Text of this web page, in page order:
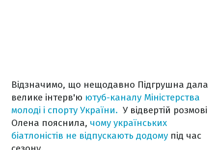
Відзначимо, що нещодавно Підгрушна дала
велике інтерв'ю ютуб-каналу Міністерства
молоді і спорту України. У відвертій розмові
Олена пояснила, чому українських
біатлоністів не відпускають додому під час